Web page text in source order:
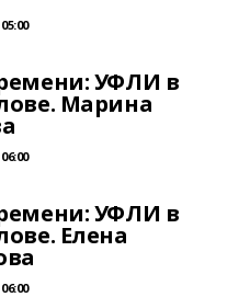
УФЛИ в
Марина
УФЛИ в
Елена